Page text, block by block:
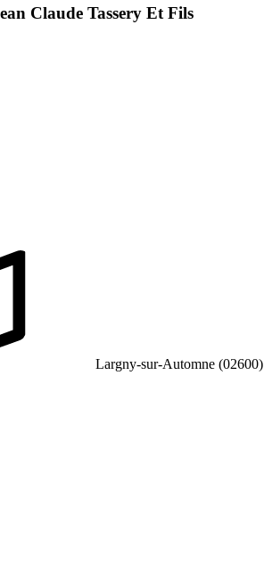
Claude Tassery Et Fils
Largny-sur-Automne (02600)